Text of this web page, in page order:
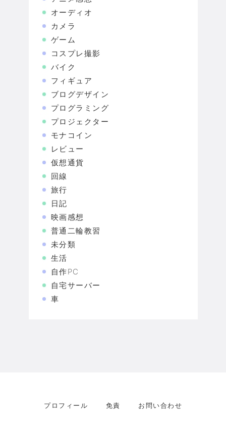
オーディオ
カメラ
ゲーム
コスプレ撮影
バイク
フィギュア
ブログデザイン
プログラミング
プロジェクター
モナコイン
レビュー
仮想通貨
回線
旅行
日記
映画感想
普通二輪教習
未分類
生活
自作PC
自宅サーバー
車
プロフィール 免責 お問い合わせ